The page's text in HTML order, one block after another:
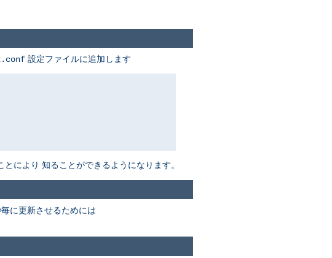
設定ファイルに追加します
とにより 知ることができるようになります。
に更新させるためには